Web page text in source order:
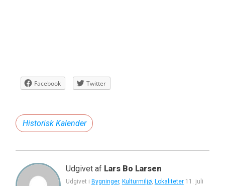
Facebook Twitter
Historisk Kalender
Udgivet af Lars Bo Larsen
Udgivet i Bygninger, Kulturmiljø, Lokaliteter 11. juli